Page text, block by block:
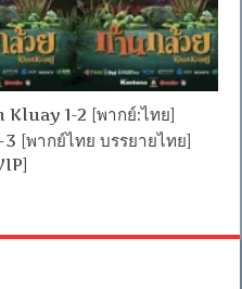
1-2 [พากย์:ไทย]
[พากย์ไทย บรรยายไทย]